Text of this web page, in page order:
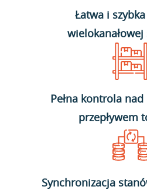
Łatwa i
wielokanałowej
Pełna kontrola
przepływem
Synchronizacja